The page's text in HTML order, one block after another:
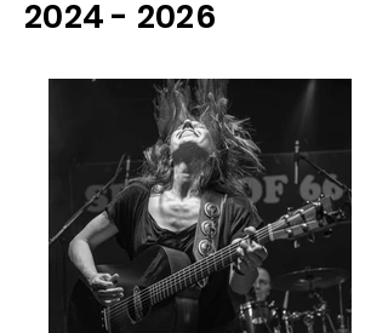
2024 - 2026